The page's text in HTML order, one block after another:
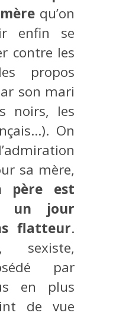
qu’on
enfin se
contre les
propos
son mari
noirs, les
On
sa mère,
père est
un jour
flatteur.
sexiste,
par
en plus
de vue